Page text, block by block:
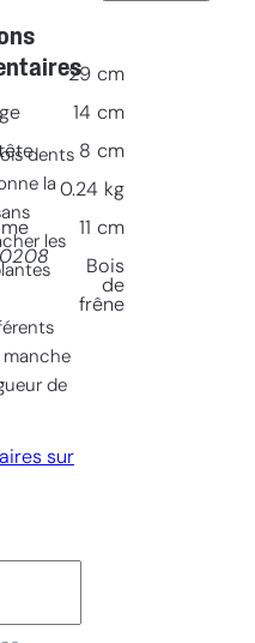
dents
la
les
manche
de
sur
29 cm
14 cm
8 cm
0.24 kg
11 cm
Bois
de
frêne